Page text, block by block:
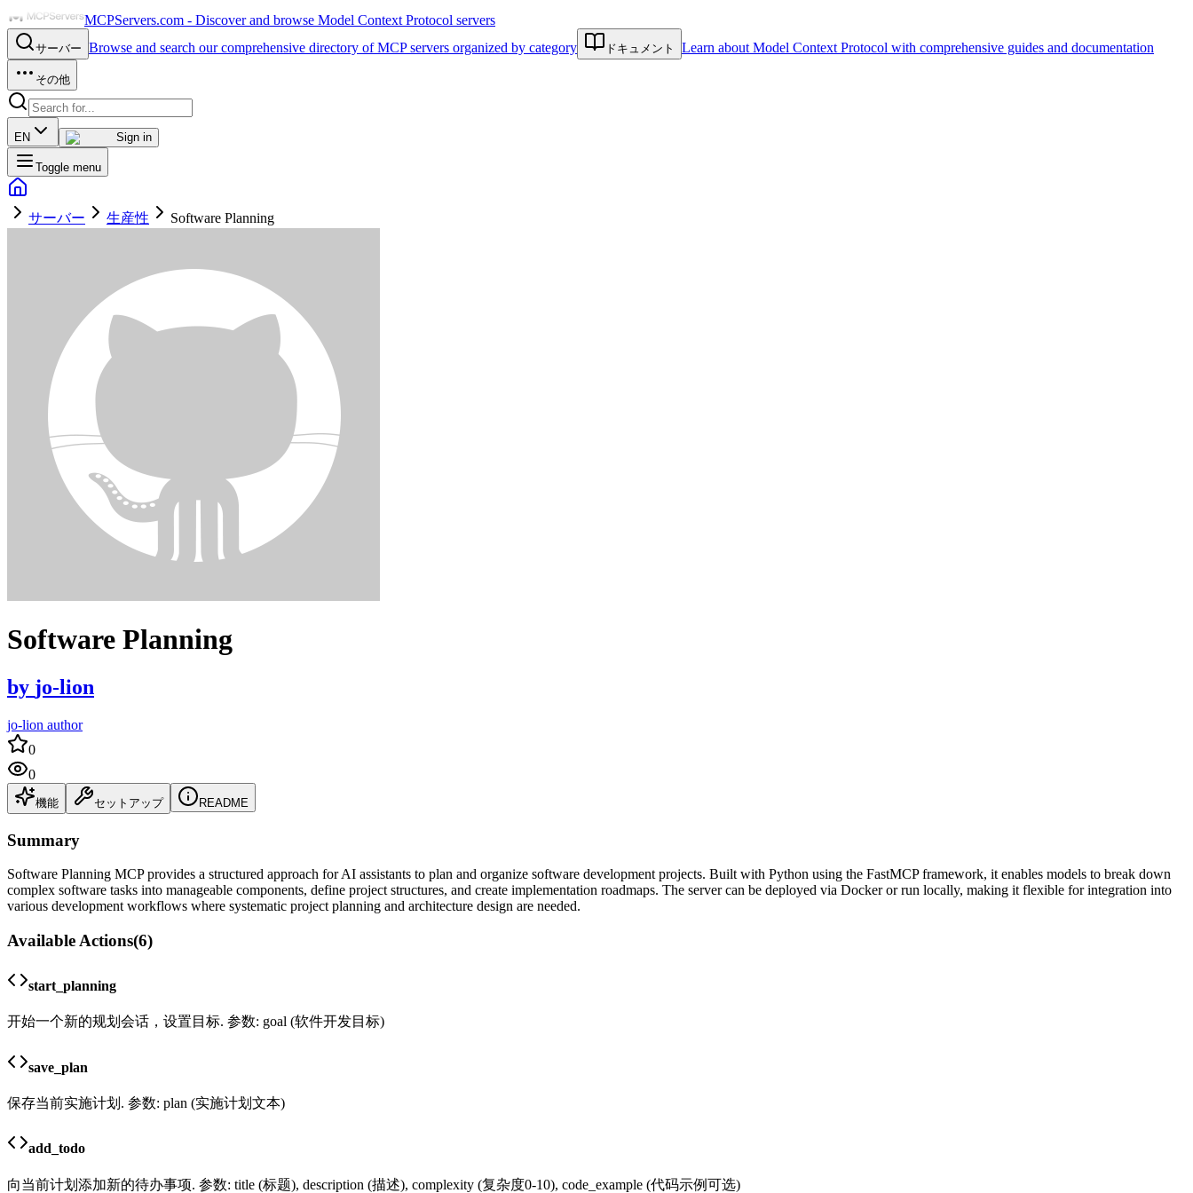
MCPServers.com - Discover and browse Model Context Protocol servers
サーバー Browse and search our comprehensive directory of MCP servers organized by category ドキュメント Learn about Model Context Protocol with comprehensive guides and documentation
その他
EN Sign in
Toggle menu
サーバー 生産性 Software Planning
Software Planning
by jo-lion
jo-lion author
0
0
機能 セットアップ README
Summary
Software Planning MCP provides a structured approach for AI assistants to plan and organize software development projects. Built with Python using the FastMCP framework, it enables models to break down
complex software tasks into manageable components, define project structures, and create implementation roadmaps. The server can be deployed via Docker or run locally, making it flexible for integration into
various development workflows where systematic project planning and architecture design are needed.
Available Actions(6)
start_planning
开始一个新的规划会话，设置目标. 参数: goal (软件开发目标)
save_plan
保存当前实施计划. 参数: plan (实施计划文本)
add_todo
向当前计划添加新的待办事项. 参数: title (标题), description (描述), complexity (复杂度0-10), code_example (代码示例可选)